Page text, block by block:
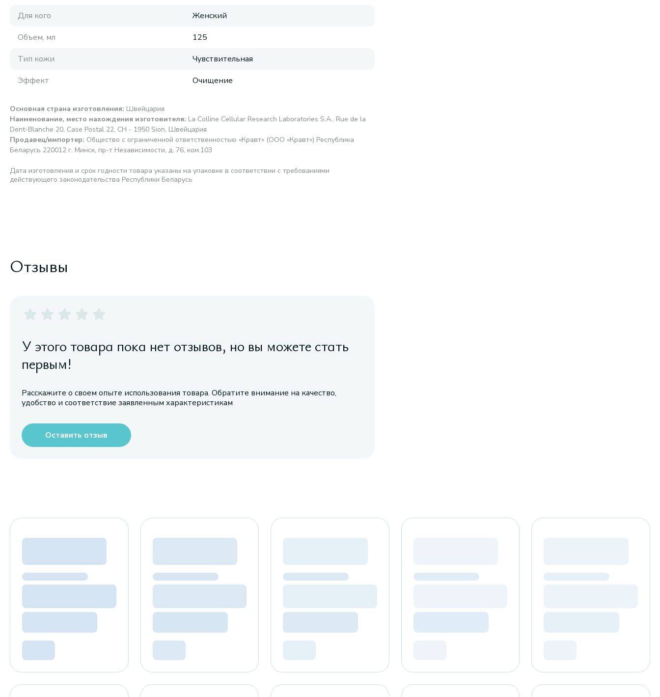
Для кого
Женский
Объем, мл
125
Тип кожи
Чувствительная
Эффект
Очищение
Основная страна изготовления: Швейцария
Наименование, место нахождения изготовителя: La Colline Cellular Research Laboratories S.A., Rue de la
Dent-Blanche 20, Case Postal 22, CH - 1950 Sion, Швейцария
Продавец/импортер: Общество с ограниченной ответственностью «Кравт» (ООО «Кравт») Республика
Беларусь 220012 г. Минск, пр-т Независимости, д. 76, ком.103
Дата изготовления и срок годности товара указаны на упаковке в соответствии с требованиями
действующего законодательства Республики Беларусь
Отзывы
У этого товара пока нет отзывов, но вы можете стать
первым!
Расскажите о своем опыте использования товара. Обратите внимание на качество,
удобство и соответствие заявленным характеристикам
Оставить отзыв